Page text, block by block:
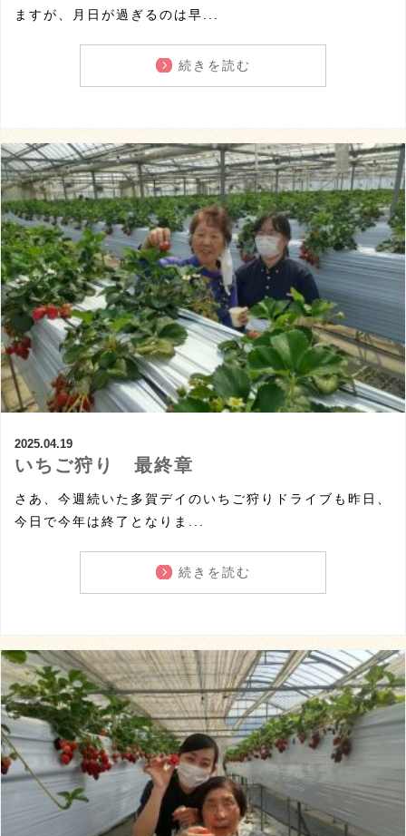
ますが、月日が過ぎるのは早...
続きを読む
2025.04.19
いちご狩り 最終章
さあ、今週続いた多賀デイのいちご狩りドライブも昨日、
今日で今年は終了となりま...
続きを読む